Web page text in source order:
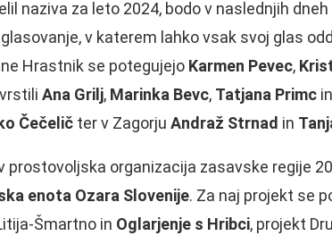
naziva za leto 2024, bodo v naslednjih
v katerem lahko vsak svoj glas
Hrastnik se potegujejo Karmen Pevec,
Ana Grilj, Marinka Bevc, Tatjana Primc in
Čečelič ter v Zagorju Andraž Strnad in
prostovoljska organizacija zasavske regije
enota Ozara Slovenije. Za naj projekt se
Šmartno in Oglarjenje s Hribci, projekt